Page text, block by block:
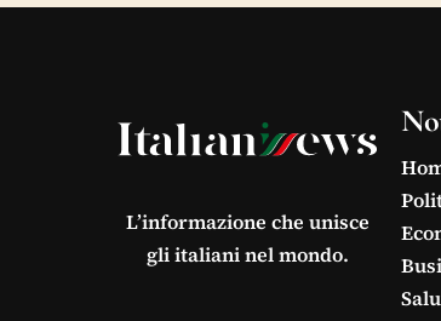
L’informazione che unisce
gli italiani nel mondo.